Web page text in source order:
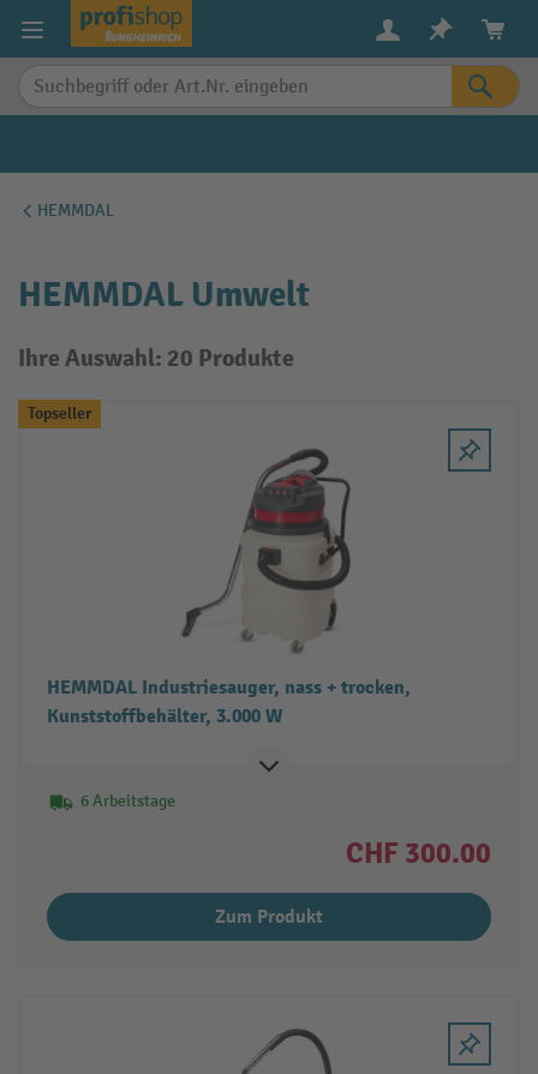
springen
HEMMDAL
HEMMDAL Umwelt
Ihre Auswahl: 20 Produkte
Topseller
HEMMDAL Industriesauger, nass + trocken,
Kunststoffbehälter, 3.000 W
6 Arbeitstage
CHF 300.00
Zum Produkt